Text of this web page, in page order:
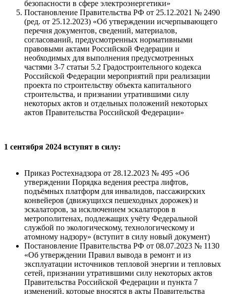
безопасности в сфере электроэнергетики»
Постановление Правительства РФ от 25.12.2021 № 2490
(ред. от 25.12.2023) «Об утверждении исчерпывающего
перечня документов, сведений, материалов,
согласований, предусмотренных нормативными
правовыми актами Российской Федерации и
необходимых для выполнения предусмотренных
частями 3-7 статьи 5.2 Градостроительного кодекса
Российской Федерации мероприятий при реализации
проекта по строительству объекта капитального
строительства, и признании утратившими силу
некоторых актов и отдельных положений некоторых
актов Правительства Российской Федерации»
1 сентября 2024 вступят в силу:
Приказ Ростехнадзора от 28.12.2023 № 495 «Об
утверждении Порядка ведения реестра лифтов,
подъёмных платформ для инвалидов, пассажирских
конвейеров (движущихся пешеходных дорожек) и
эскалаторов, за исключением эскалаторов в
метрополитенах, подлежащих учёту Федеральной
службой по экологическому, технологическому и
атомному надзору» (вступит в силу новый документ)
Постановление Правительства РФ от 08.07.2023 № 1130
«Об утверждении Правил вывода в ремонт и из
эксплуатации источников тепловой энергии и тепловых
сетей, признании утратившими силу некоторых актов
Правительства Российской Федерации и пункта 7
изменений, которые вносятся в акты Правительства